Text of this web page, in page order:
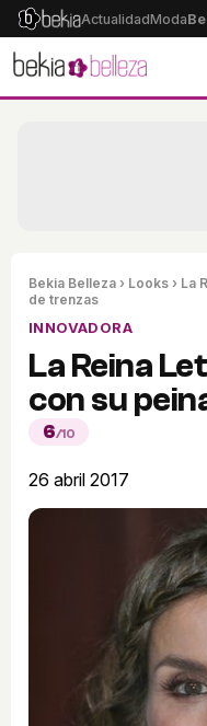
ActualidadModa
Bekia Belleza › Looks › La
de trenzas
INNOVADORA
La Reina
con su
6/10
26 abril 2017